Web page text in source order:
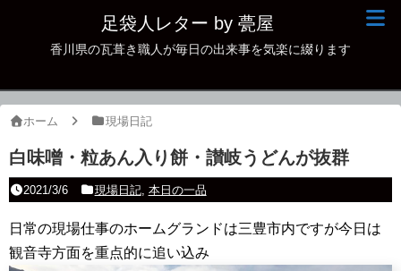
足袋人レター by 甍屋
香川県の瓦葺き職人が毎日の出来事を気楽に綴ります
ホーム 現場日記
白味噌・粒あん入り餅・讃岐うどんが抜群
2021/3/6 現場日記, 本日の一品
日常の現場仕事のホームグランドは三豊市内ですが今日は
観音寺方面を重点的に追い込み
現場日記
古瓦
本日の一品